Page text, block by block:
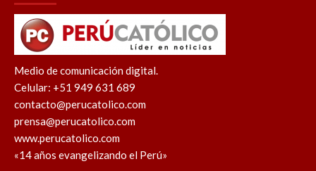
Medio de comunicación digital.
Celular: +51 949 631 689
contacto@perucatolico.com
prensa@perucatolico.com
www.perucatolico.com
«14 años evangelizando el Perú»